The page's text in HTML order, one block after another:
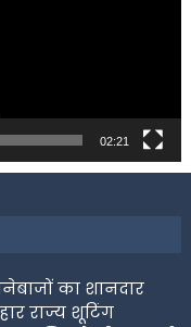
02:21
का शानदार
राज्य शूटिंग